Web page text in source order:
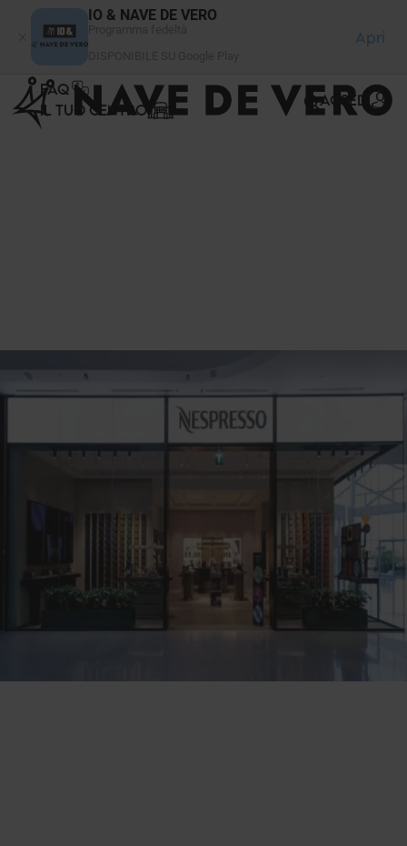
IO & NAVE DE VERO
Apri
FAQ
IL TUO CENTRO
ACCEDI
Pannello di gestione dei cookies